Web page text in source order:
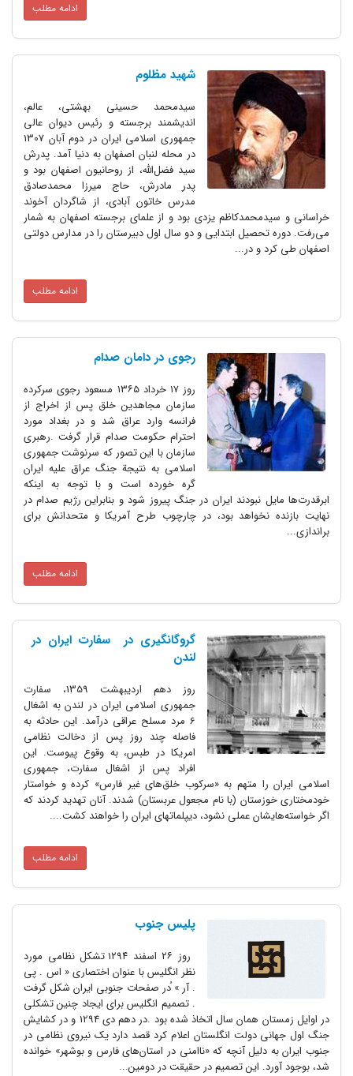
ادامه مطلب
شهید مظلوم
سیدمحمد حسینی‌ بهشتی، عالم،
اندیشمند برجسته و رئیس دیوان عالی
جمهوری اسلامی ایران در دوم آبان 1307
در محله لنبان اصفهان به دنیا آمد. پدرش
سید فضل‌الله، از روحانیون اصفهان بود و
پدر‍ِ مادرش، حاج میرزا محمد‌صادق
مدرس خاتون آبادی، از شاگردان آخوند
خراسانی و سید‌محمد‌کاظم یزدی بود و از علمای برجسته اصفهان به شمار
می‌رفت. دوره تحصیل ابتدایی و دو سال اول دبیرستان را در مدارس دولتی
اصفهان طی کرد و در...
ادامه مطلب
رجوی در دامان صدام
روز ۱۷ خرداد ۱۳۶۵ مسعود رجوی سرکرده
سازمان مجاهدین خلق پس از اخراج از
فرانسه وارد عراق شد و در بغداد مورد
احترام حکومت صدام قرار گرفت .رهبری
سازمان با این تصور که سرنوشت جمهوری
اسلامی به نتیجة جنگ عراق علیه ایران
گره خورده است و با توجه به اینکه
ابرقدرت‌ها مایل نبودند ایران در جنگ پیروز شود و بنابراین رژیم صدام در
نهایت بازنده نخواهد بود، در چارچوب طرح آمریکا و متحدانش برای
براندازی...
ادامه مطلب
گروگانگیری در سفارت ایران در
لندن‌
روز دهم اردیبهشت 1359، سفارت
جمهوری اسلامی ایران در لندن به اشغال
6 مرد مسلح عراقی درآمد. این حادثه به
فاصله چند روز پس از دخالت نظامی
امریکا در طبس‌، به وقوع پیوست‌. این
افراد پس از اشغال سفارت‌، جمهوری
اسلامی ایران را متهم به «سرکوب خلق‌های غیر فارس‌» کرده و خواستار
خودمختاری خوزستان (با نام مجعول عربستان‌) شدند. آنان تهدید کردند که
اگر خواسته‌هایشان عملی نشود، دیپلماتهای ایران را خواهند کشت‌....
ادامه مطلب
پلیس جنوب
روز ۲۶ اسفند ۱۲۹۴ تشکل نظامی مورد
نظر انگلیس با عنوان اختصاری « اس . پی
. آر » ُدر صفحات جنوبی ایران شکل گرفت
. تصمیم انگلیس برای ایجاد چنین تشکلی
در اوایل زمستان همان سال اتخاذ شده بود .در دهم دی 1294 و در کشایش
جنگ اول جهانی دولت انگلستان اعلام کرد قصد دارد یک نیروی نظامی در
جنوب ایران به دلیل آنچه که «ناامنی در استان‌های فارس و بوشهر» خوانده
شد، بوجود آورد. این تصمیم در حقیقت در دومین...